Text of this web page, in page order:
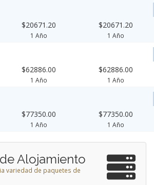
$20671.20
1 Año
$20671.20
1 Año
$62886.00
1 Año
$62886.00
1 Año
$77350.00
1 Año
$77350.00
1 Año
Alojamiento
variedad de paquetes de